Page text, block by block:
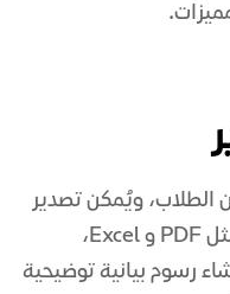
الطلاب، ويُمكن تصدير
التقارير إلى مختلف صيغ الملفات، مثل PDF و Excel،
رسوم بيانية توضيحية